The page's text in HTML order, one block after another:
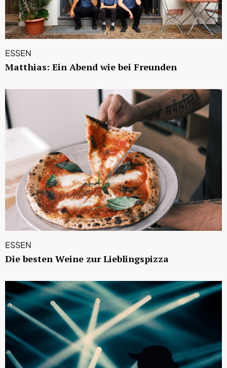
ESSEN
Matthias: Ein Abend wie bei Freunden
ESSEN
Die besten Weine zur Lieblingspizza